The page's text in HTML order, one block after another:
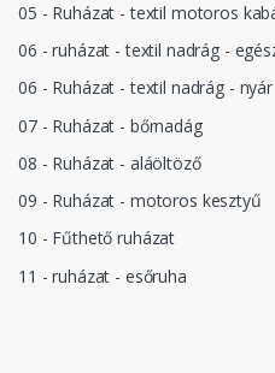
05 - Ruházat - textil motoros
06 - ruházat - textil nadrág -
06 - Ruházat - textil nadrág - nyár
07 - Ruházat - bőrnadág
08 - Ruházat - aláöltöző
09 - Ruházat - motoros kesztyű
10 - Fűthető ruházat
11 - ruházat - esőruha